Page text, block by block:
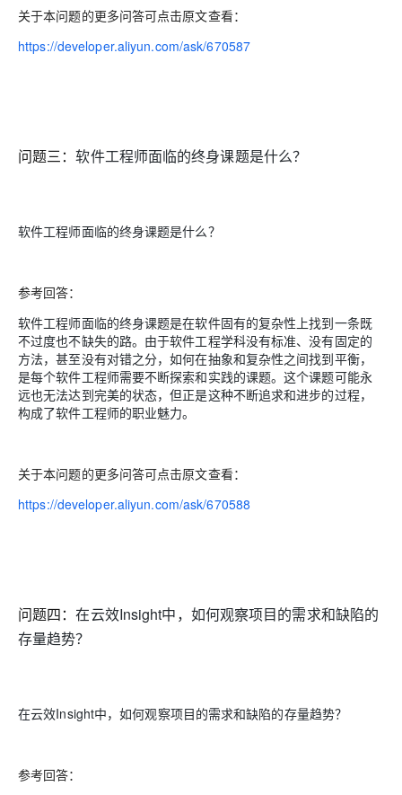
关于本问题的更多问答可点击原文查看：
https://developer.aliyun.com/ask/670587
问题三：软件工程师面临的终身课题是什么？
软件工程师面临的终身课题是什么？
参考回答：
软件工程师面临的终身课题是在软件固有的复杂性上找到一条既
不过度也不缺失的路。由于软件工程学科没有标准、没有固定的
方法，甚至没有对错之分，如何在抽象和复杂性之间找到平衡，
是每个软件工程师需要不断探索和实践的课题。这个课题可能永
远也无法达到完美的状态，但正是这种不断追求和进步的过程，
构成了软件工程师的职业魅力。
关于本问题的更多问答可点击原文查看：
https://developer.aliyun.com/ask/670588
问题四：在云效Insight中，如何观察项目的需求和缺陷的
存量趋势？
在云效Insight中，如何观察项目的需求和缺陷的存量趋势？
参考回答：